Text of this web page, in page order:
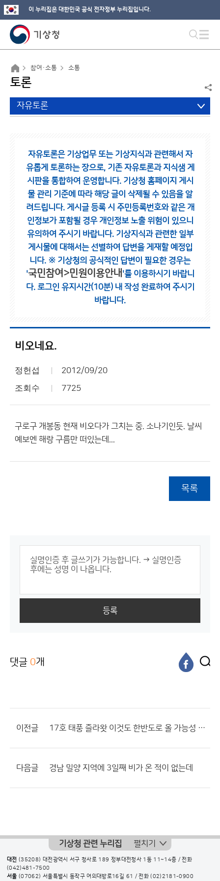
이 누리집은 대한민국 공식 전자정부 누리집입니다.
참여·소통 소통
토론
자유토론
자유토론은 기상업무 또는 기상지식과 관련해서 자
유롭게 토론하는 장으로, 기존 자유토론과 지식샘 게
시판을 통합하여 운영합니다. 기상청 홈페이지 게시
물 관리 기준에 따라 해당 글이 삭제될 수 있음을 알
려드립니다. 게시글 등록 시 주민등록번호와 같은 개
인정보가 포함될 경우 개인정보 노출 위험이 있으니
유의하여 주시기 바랍니다. 기상지식과 관련한 일부
게시물에 대해서는 선별하여 답변을 게재할 예정입
니다. ※ 기상청의 공식적인 답변이 필요한 경우는
'국민참여>민원이용안내 '를 이용하시기 바랍니
다. 로그인 유지시간(10분) 내 작성 완료하여 주시기
바랍니다.
비오네요.
정헌섭 2012/09/20
조회수 7725
구로구 개봉동 현재 비오다가 그치는 중. 소나기인듯. 날씨
예보엔 해랑 구름만 떠있는데...
목록
등록
댓글 0개
이전글 17호 태풍 즐라왓 이것도 한반도로 올 가능성 있나요??
다음글 경남 밀양 지역에 3일째 비가 온 적이 없는데
기상청 관련 누리집 펼치기
대전 (35208) 대전광역시 서구 청사로 189 정부대전청사 1동 11~14층 / 전화
(042)481-7500
서울 (07062) 서울특별시 동작구 여의대방로16길 61 / 전화(02)2181-0900